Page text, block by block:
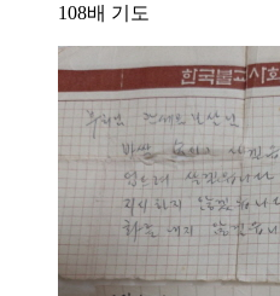
108배 기도